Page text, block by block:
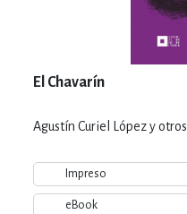
El Chavarín
Agustín Curiel López y otros
Impreso
eBook